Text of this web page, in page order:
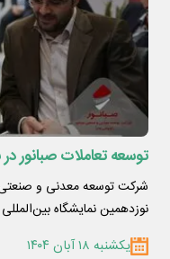
توسعه تعاملات صبانور در
شرکت توسعه معدنی و صنعتی
نوزدهمین نمایشگاه
یکشنبه ۱۸ آبان ۱۴۰۴